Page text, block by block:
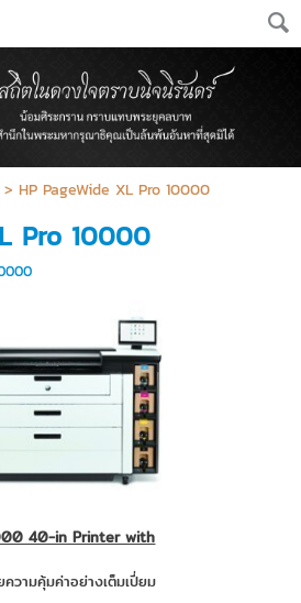
HP PageWide XL Pro 10000
Pro 10000
40-in Printer with
วามคุ้มค่าอย่างเต็มเปี่ยม